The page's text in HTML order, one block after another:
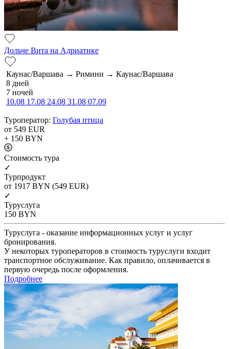
Дольче Вита на Адриатике
Каунас/Варшава → Римини → Каунас/Варшава
8 дней
7 ночей
10.08 17.08 24.08 31.08 07.09
Туроператор: Голубая птица
от 549 EUR
+ 150 BYN
Cтоимость тура
✓
Турпродукт
от 1917 BYN (549 EUR)
✓
Туруслуга
150 BYN
Туруслуга - оказание информационных услуг и услуг
бронирования.
У некоторых туроператоров в стоимость туруслуги входит
транспортное обслуживание. Как правило, оплачивается в
первую очередь после оформления.
Подробнее